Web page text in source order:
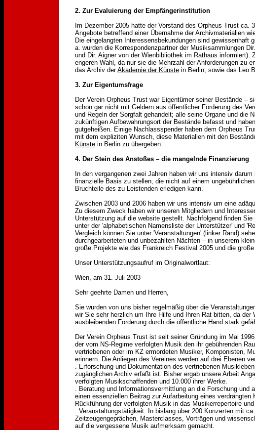
2. Zur Evaluierung der Empfängerinstitution
Im Dezember 2005 hatte der Vorstand des Orpheus Trust ca.
Angebote betreffend einer Übernahme der Archivmaterialien
Die eingelangten Interessensbekundungen sind gewissenhaft
a. wurden die Korrespondenzpartner der Musiksammlungen
und Dir. Aigner von der Wienbibliothek im Rathaus
engeren Wahl, da nur sie die Mehrzahl der Anforderungen zu
das Archiv derAkademie der Künste in Berlin, sowie das Leo
3. Zur Eigentumsfrage
Der Verein Orpheus Trust war Eigentümer seiner Bestände –
schon gar nicht mit Geldern aus öffentlicher Förderung des
und Regeln der Sorgfalt gehandelt; alle seine Organe und die
zukünftigen Aufbewahrungsort der Bestände befasst und
gutgeheißen. Einige Nachlassspender haben dem Orpheus
mit dem expliziten Wunsch, diese Materialien mit den
Künste in Berlin zu übergeben.
4. Der Stein des Anstoßes – die mangelnde Finanzierung
In den vergangenen zwei Jahren haben wir uns intensiv
finanzielle Basis zu stellen, die nicht auf einem
Bruchteile des zu Leistenden erledigen kann.
Zwischen 2003 und 2006 haben wir uns intensiv um eine
Zu diesem Zweck haben wir unseren Mitgliedern und
Unterstützung auf die website gestellt. Nachfolgend finden
unter der 'alphabetischen Namensliste der Unterstützer' und
Vergleich können Sie unter 'Veranstaltungen' (linker Rand)
durchgearbeiteten und unbezahlten Nächten – in unserem
große Projekte wie das Frankreich Festival 2005 und die
Unser Unterstützungsaufruf im Originalwortlaut:
Wien, am 31. Juli 2003
Sehr geehrte Damen und Herren,
Sie wurden von uns bisher regelmäßig über die
wir Sie sehr herzlich um Ihre Hilfe und Ihren Rat bitten, da der
ausbleibenden Förderung durch die öffentliche Hand stark
Der Verein Orpheus Trust ist seit seiner Gründung im Mai
der vom NS-Regime verfolgten Musik den ihr gebührenden
vertriebenen oder im KZ ermordeten Musiker, Komponisten,
erinnern. Die Anliegen des Vereines werden auf drei Ebenen
. Erforschung und Dokumentation des vertriebenen
zugänglichen Archiv erfaßt ist. Bisher ergab unsere Arbeit
verfolgten Musikschaffenden und 10.000 ihrer Werke.
. Beratung und Informationsvermittlung an die Forschung
einen essenziellen Beitrag zur Aufarbeitung eines
Rückführung der verfolgten Musik in das Musikerrepertoire
. Veranstaltungstätigkeit. In bislang über 200 Konzerten mit
Zeitzeugengeprächen, Masterclasses, Vorträgen und
auf die vergessene Musik aufmerksam gemacht.